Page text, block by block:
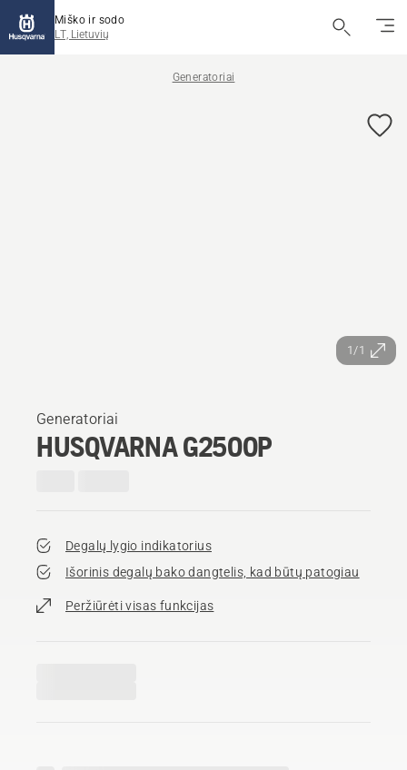
Miško ir sodo
LT, Lietuvių
Generatoriai
1/1
Generatoriai
HUSQVARNA G2500P
Degalų lygio indikatorius
Išorinis degalų bako dangtelis, kad būtų patogiau
Peržiūrėti visas funkcijas